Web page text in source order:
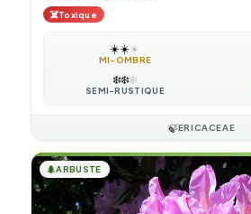
☠️Toxique
☀️☀️☀️
MI-OMBRE
❄️❄️❄️
SEMI-RUSTIQUE
🍃ERICACEAE
🌲ARBUSTE